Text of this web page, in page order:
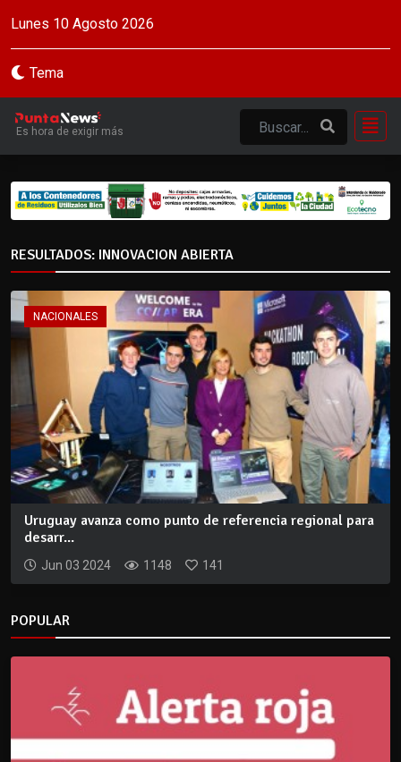
Lunes 10 Agosto 2026
Tema
Es hora de exigir más
RESULTADOS: INNOVACION ABIERTA
NACIONALES
Uruguay avanza como punto de referencia regional para
desarr...
Jun 03 2024 1148 141
POPULAR